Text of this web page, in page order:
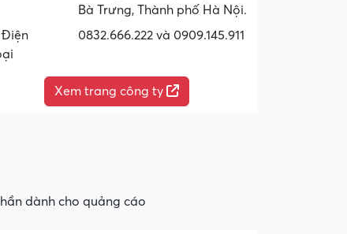
Bà Trưng, Thành phố Hà Nội.
Điện
0832.666.222 và 0909.145.911
Xem trang công ty
dành cho quảng cáo